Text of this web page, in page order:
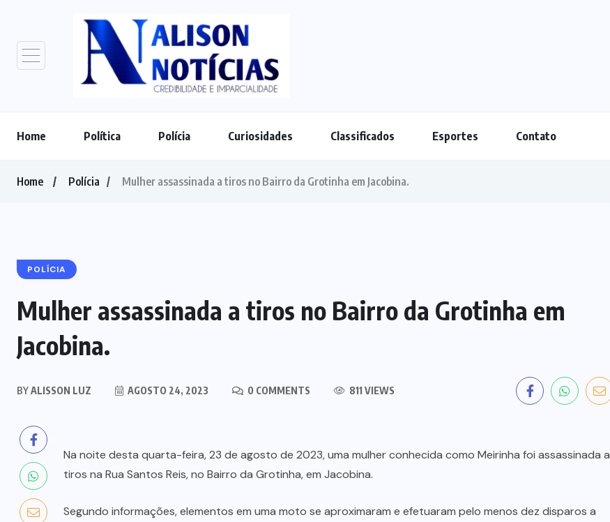
Home Política Polícia Curiosidades Classificados Esportes Contato
Home Polícia Mulher assassinada a tiros no Bairro da Grotinha em Jacobina.
POLÍCIA
Mulher assassinada a tiros no Bairro da Grotinha em
Jacobina.
BYALISSON LUZ AGOSTO 24, 2023 0 COMMENTS 811 VIEWS
Na noite desta quarta-feira, 23 de agosto de 2023, uma mulher conhecida como Meirinha foi assassinada a
tiros na Rua Santos Reis, no Bairro da Grotinha, em Jacobina.
Segundo informações, elementos em uma moto se aproximaram e efetuaram pelo menos dez disparos a